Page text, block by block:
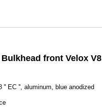
front Velox V8
'' EC '', aluminum, blue anodized